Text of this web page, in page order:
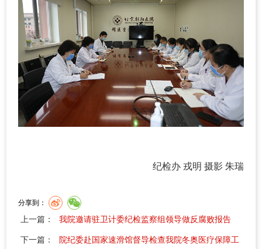
纪检办 戎明 摄影 朱瑞
分享到：
上一篇： 我院邀请驻卫计委纪检监察组领导做反腐败报告
下一篇： 院纪委赴国家速滑馆督导检查我院冬奥医疗保障工